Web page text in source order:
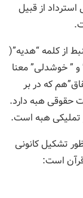
از قبیل
از کلمه “هدیه”(
و ” خوشدلی” معنا
که در بر
حقوقی هبه دارد.
تملیکی هبه است.
تشکیل کانونی
قرآن است: